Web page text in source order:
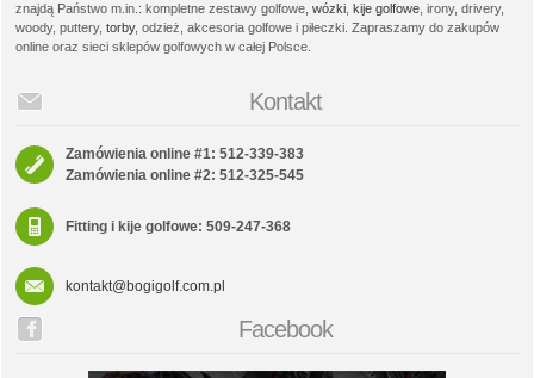
znajdą Państwo m.in.: kompletne zestawy golfowe, wózki kije golfowe , irony, drivery,
woody, puttery, torby, odzież, akcesoria golfowe i piłeczki. Zapraszamy do zakupów
online oraz sieci sklepów golfowych w całej Polsce.
Kontakt
Zamówienia online #1: 512-339-383
Zamówienia online #2: 512-325-545
Fitting i kije golfowe: 509-247-368
kontakt@bogigolf.com.pl
Facebook